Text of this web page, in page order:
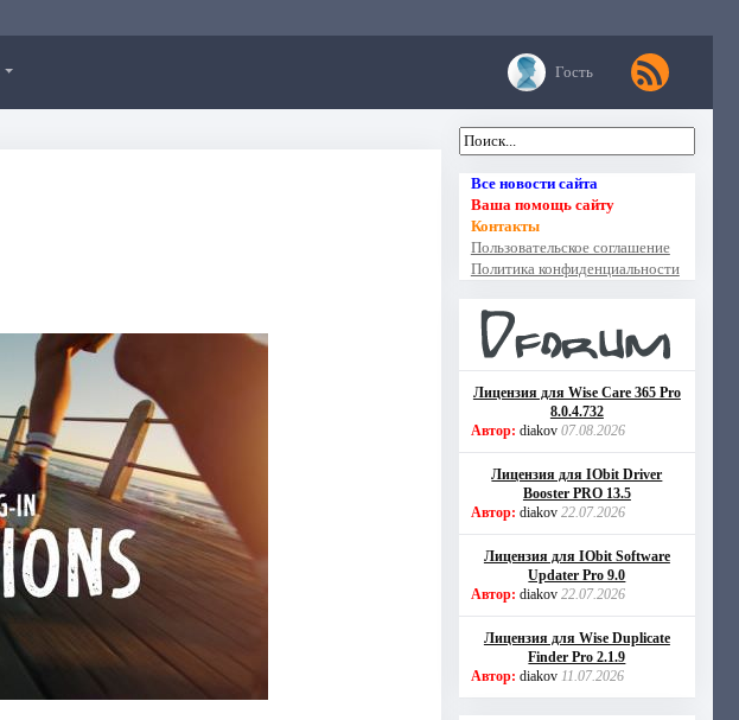
Гость
Все новости сайта
Ваша помощь сайту
Контакты
Пользовательское соглашение
Политика конфиденциальности
Лицензия для Wise Care 365 Pro
8.0.4.732
Автор: diakov 07.08.2026
Лицензия для IObit Driver
Booster PRO 13.5
Автор: diakov 22.07.2026
Лицензия для IObit Software
Updater Pro 9.0
Автор: diakov 22.07.2026
Лицензия для Wise Duplicate
Finder Pro 2.1.9
Автор: diakov 11.07.2026